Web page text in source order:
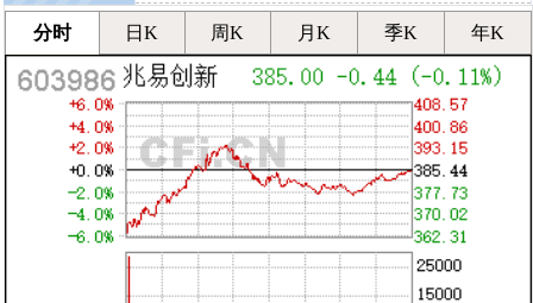
分时 日K 周K 月K 季K 年K